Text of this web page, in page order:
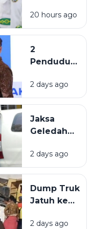
Nasional
Paskibraka
Sampang
Penuhi
Komposisi
20 hours ago
2
Penduduk
Indonesia
Berasal
Bangkalan
dan
2 days ago
Jaksa
Geledah
PUPR
Pamekasan,
Terkait
Proyek
2 days ago
Dump Truk
Jatuh ke
Galian C di
2 days ago